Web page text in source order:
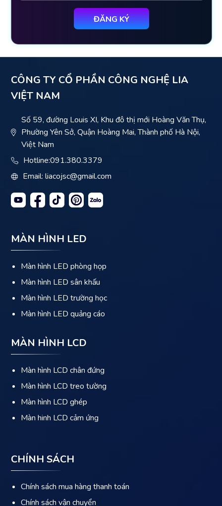
CÔNG TY CỔ PHẦN CÔNG NGHỆ LIA
VIỆT NAM
Số 59, đường Louis XI, Khu đô thị mới Hoàng Văn Thụ,
Phường Yên Sở, Quận Hoàng Mai, Thành phố Hà Nội,
Việt Nam
Hotline:091.380.3379
Email: liacojsc@gmail.com
MÀN HÌNH LED
Màn hình LED phòng họp
Màn hình LED sân khấu
Màn hình LED trường học
Màn hình LED quảng cáo
MÀN HÌNH LCD
Màn hình LCD chân đứng
Màn hình LCD treo tường
Màn hình LCD ghép
Màn hinh LCD cảm ứng
CHÍNH SÁCH
Chính sách mua hàng thanh toán
Chính sách vận chuyển